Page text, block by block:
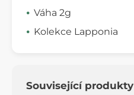
Váha 2g
Kolekce Lapponia
Související produkty